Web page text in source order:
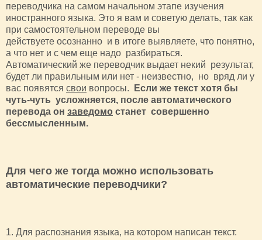
переводчика на самом начальном этапе изучения
иностранного языка. Это я вам и советую делать, так как
при самостоятельном переводе вы
действуете осознанно и в итоге выявляете, что понятно,
а что нет и с чем еще надо разбираться.
Автоматический же переводчик выдает некий результат,
будет ли правильным или нет - неизвестно, но вряд ли у
вас появятся свои вопросы.
Если же текст хотя бы
чуть-чуть усложняется, после автоматического
перевода он заведомо станет совершенно
бессмысленным.
Для чего же тогда можно использовать
автоматические переводчики?
1. Для распознания языка, на котором написан текст.